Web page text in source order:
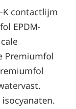
K contactlijm
EPDM-
Premiumfol